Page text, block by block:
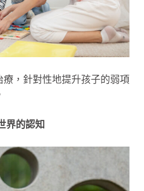
，針對性地提升孩子的弱項
界的認知